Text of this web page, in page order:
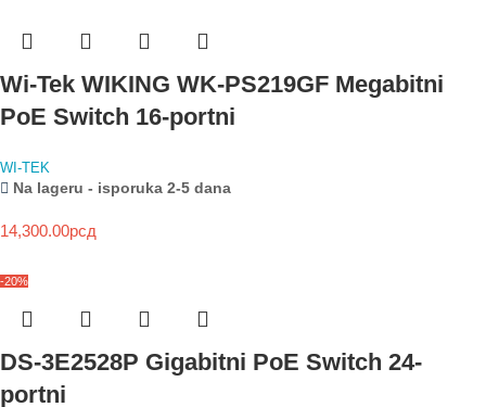
Wi-Tek WIKING WK-PS219GF Megabitni
PoE Switch 16-portni
WI-TEK
Na lageru - isporuka 2-5 dana
14,300.00рсд
-20%
DS-3E2528P Gigabitni PoE Switch 24-
portni